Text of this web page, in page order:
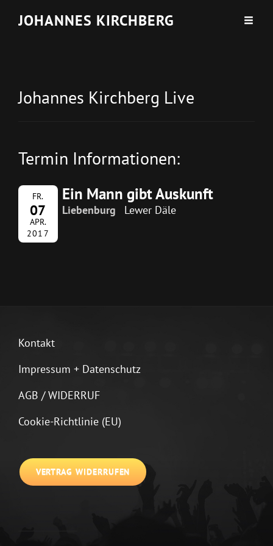
JOHANNES KIRCHBERG
Johannes Kirchberg Live
Termin Informationen:
FR.
07
APR.
2017
Ein Mann gibt Auskunft
Liebenburg Lewer Däle
Kontakt
Impressum + Datenschutz
AGB / WIDERRUF
Cookie-Richtlinie (EU)
VERTRAG WIDERRUFEN